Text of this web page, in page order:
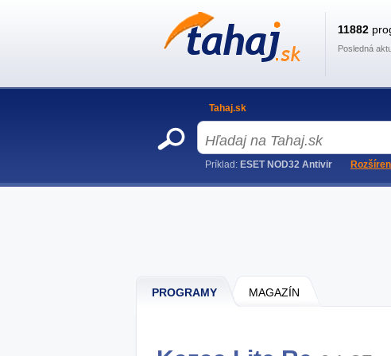
PROGRAMY MAGAZÍN
11882
Posledná
Tahaj.sk
Príklad: ESET NOD32 Antivir